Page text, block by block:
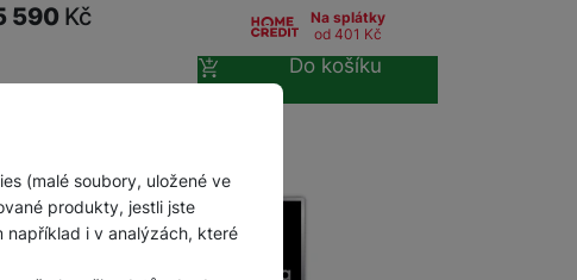
(malé soubory, uložené ve
produkty, jestli jste
například i v analýzách, které
590 Kč
Na splátky
od 401 Kč
Do košíku